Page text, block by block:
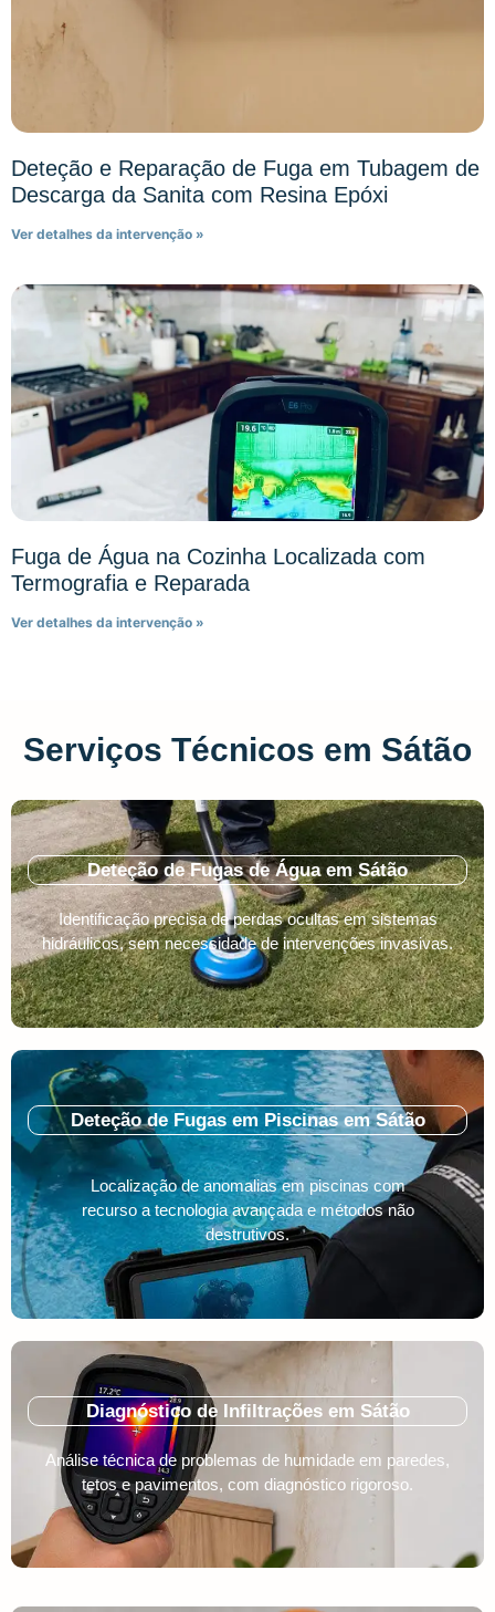
Deteção e Reparação de Fuga em Tubagem de
Descarga da Sanita com Resina Epóxi
Ver detalhes da intervenção »
Fuga de Água na Cozinha Localizada com
Termografia e Reparada
Ver detalhes da intervenção »
Serviços Técnicos em Sátão
Deteção de Fugas de Água em Sátão
Identificação precisa de perdas ocultas em sistemas
hidráulicos, sem necessidade de intervenções invasivas.
Deteção de Fugas em Piscinas em Sátão
Localização de anomalias em piscinas com
recurso a tecnologia avançada e métodos não
destrutivos.
Diagnóstico de Infiltrações em Sátão
Análise técnica de problemas de humidade em paredes,
tetos e pavimentos, com diagnóstico rigoroso.